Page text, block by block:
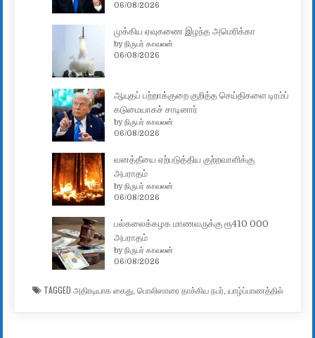
06/08/2026
முக்கிய ஏவுகணை இழந்த அமெரிக்கா
by நிருபர் காவலன்
06/08/2026
ஆயுதப் பற்றாக்குறை குறித்த செய்திகளை டிரம்ப்
கடுமையாகச் சாடினார்
by நிருபர் காவலன்
06/08/2026
வனத்தீயை ஏற்படுத்திய குற்றவாளிக்கு
அபராதம்
by நிருபர் காவலன்
06/08/2026
பல்கலைக்கழக மாணவருக்கு ரூ410 000
அபராதம்
by நிருபர் காவலன்
06/08/2026
TAGGED அதிரடியாக கைது, பொலிஸாரை தாக்கிய நபர், யாழ்ப்பாணத்தில்